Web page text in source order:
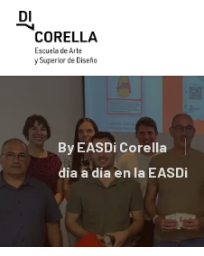
Skip
By EASDi Corella
día a día en la EASDi